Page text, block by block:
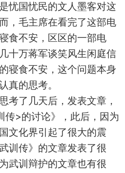
忧国忧民的文人墨客对这
，毛主席在看完了这部电
食不安，区区的一部电
十万蒋军谈笑风生闲庭信
寝食不安，这个问题本身
真的思考。
了几天后，发表文章，
传>的讨论》，此后，因为
文化界引起了很大的震
训传》的文章发表了很
武训辩护的文章也有很